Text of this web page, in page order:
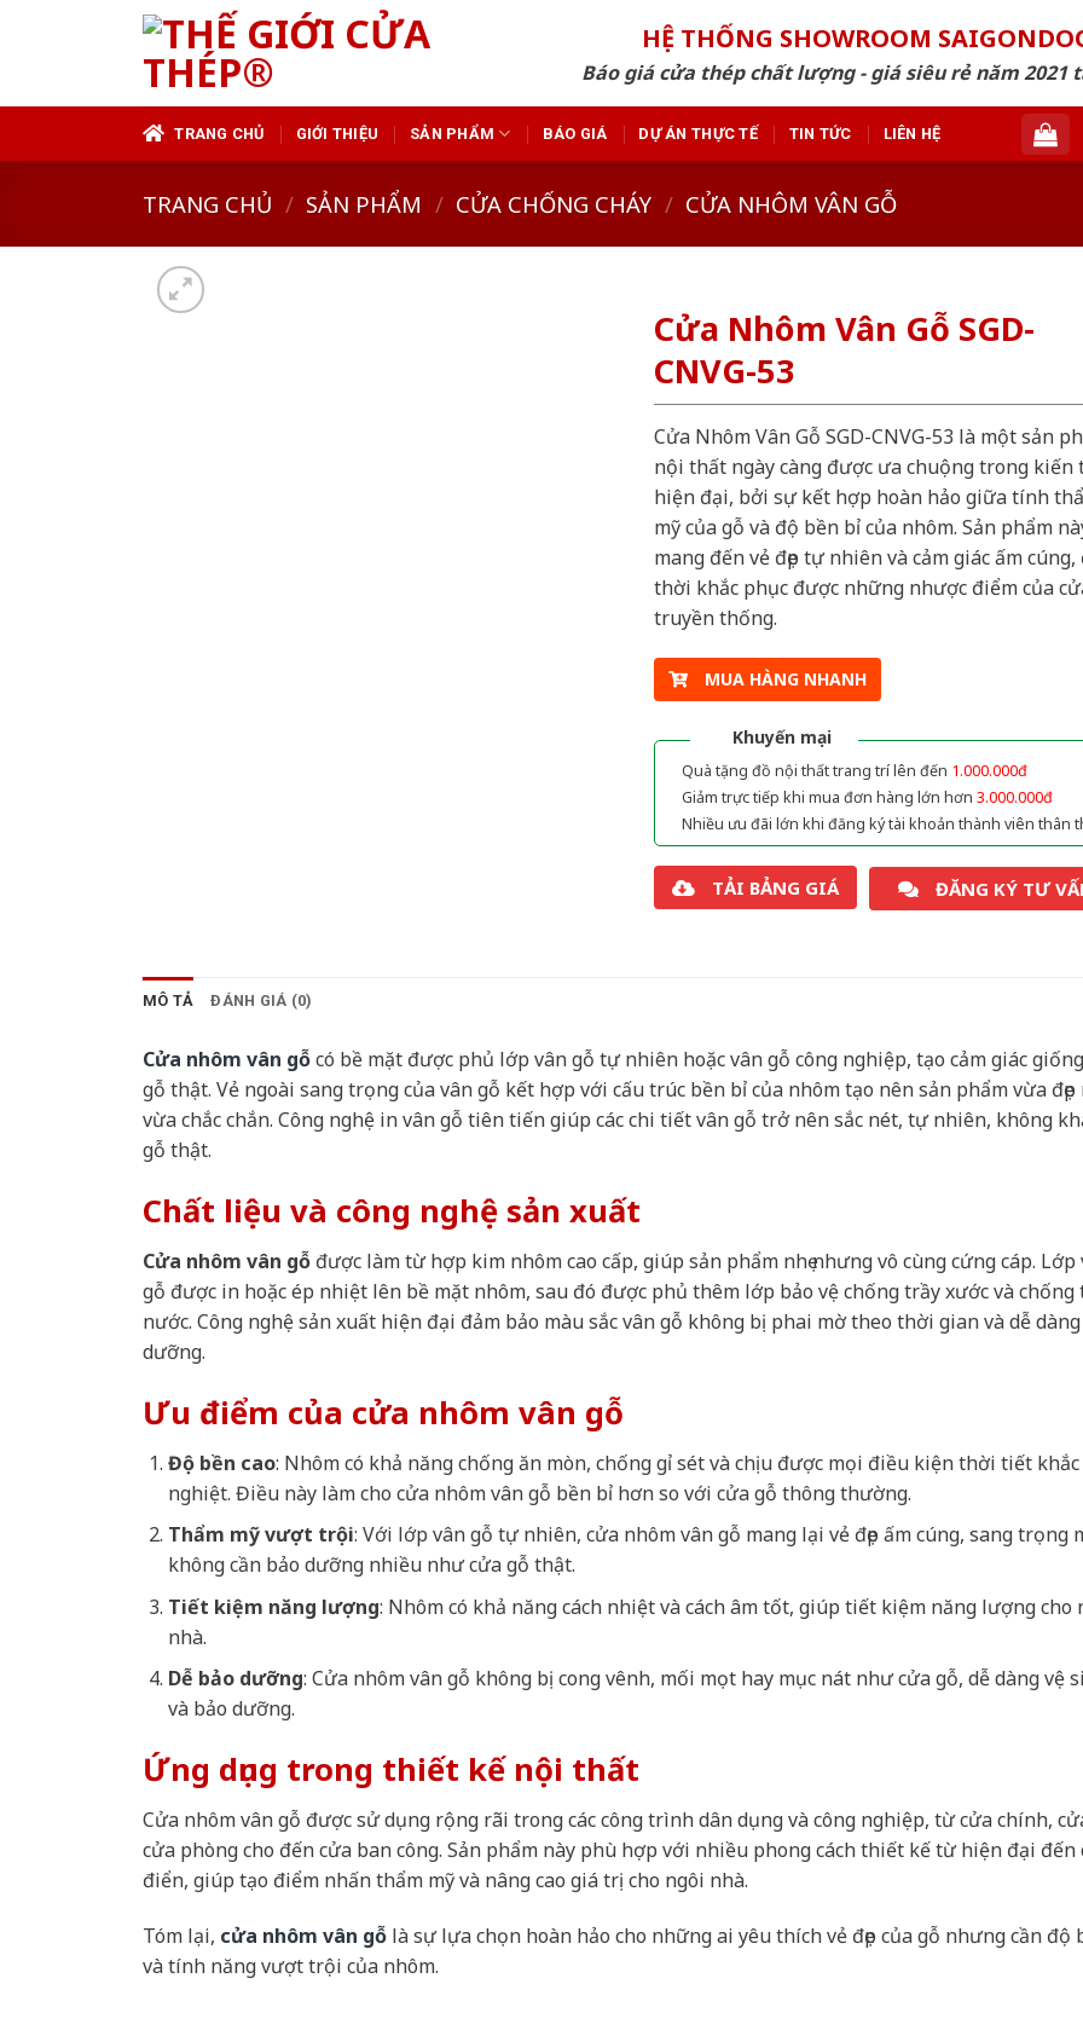
HỆ THỐNG SHOWROOM
Báo giá cửa thép chất lượng - giá siêu rẻ năm 2021
TRANG CHỦ GIỚI THIỆU SẢN PHẨM BÁO GIÁ DỰ ÁN THỰC TẾ TIN TỨC LIÊN HỆ
TRANG CHỦ / SẢN PHẨM / CỬA CHỐNG CHÁY / CỬA NHÔM VÂN GỖ
Cửa Nhôm Vân Gỗ SGD-
CNVG-53
Cửa Nhôm Vân Gỗ SGD-CNVG-53 là một sản
nội thất ngày càng được ưa chuộng trong kiến
hiện đại, bởi sự kết hợp hoàn hảo giữa tính
mỹ của gỗ và độ bền bỉ của nhôm. Sản phẩm
mang đến vẻ đẹp tự nhiên và cảm giác ấm
thời khắc phục được những nhược điểm của
truyền thống.
MUA HÀNG NHANH
Khuyến mại
Quà tặng đồ nội thất trang trí lên đến 1.000.000đ
Giảm trực tiếp khi mua đơn hàng lớn hơn 3.000.000đ
Nhiều ưu đãi lớn khi đăng ký tài khoản thành viên thân
TẢI BẢNG GIÁ ĐĂNG KÝ TƯ
MÔ TẢ ĐÁNH GIÁ (0)
Cửa nhôm vân gỗcó bề mặt được phủ lớp vân gỗ tự nhiên hoặc vân gỗ công nghiệp, tạo cảm giác
gỗ thật. Vẻ ngoài sang trọng của vân gỗ kết hợp với cấu trúc bền bỉ của nhôm tạo nên sản phẩm vừa đẹp
vừa chắc chắn. Công nghệ in vân gỗ tiên tiến giúp các chi tiết vân gỗ trở nên sắc nét, tự nhiên, không
gỗ thật.
Chất liệu và công nghệ sản xuất
Cửa nhôm vân gỗ được làm từ hợp kim nhôm cao cấp, giúp sản phẩm nhẹ nhưng vô cùng cứng cáp. Lớp
gỗ được in hoặc ép nhiệt lên bề mặt nhôm, sau đó được phủ thêm lớp bảo vệ chống trầy xước và chống
nước. Công nghệ sản xuất hiện đại đảm bảo màu sắc vân gỗ không bị phai mờ theo thời gian và dễ
dưỡng.
Ưu điểm của cửa nhôm vân gỗ
Độ bền cao: Nhôm có khả năng chống ăn mòn, chống gỉ sét và chịu được mọi điều kiện thời tiết khắc
nghiệt. Điều này làm cho cửa nhôm vân gỗ bền bỉ hơn so với cửa gỗ thông thường.
Thẩm mỹ vượt trội: Với lớp vân gỗ tự nhiên, cửa nhôm vân gỗ mang lại vẻ đẹp ấm cúng, sang trọng
không cần bảo dưỡng nhiều như cửa gỗ thật.
Tiết kiệm năng lượng: Nhôm có khả năng cách nhiệt và cách âm tốt, giúp tiết kiệm năng lượng cho
nhà.
Dễ bảo dưỡng: Cửa nhôm vân gỗ không bị cong vênh, mối mọt hay mục nát như cửa gỗ, dễ dàng vệ
và bảo dưỡng.
Ứng dụng trong thiết kế nội thất
Cửa nhôm vân gỗ được sử dụng rộng rãi trong các công trình dân dụng và công nghiệp, từ cửa chính,
cửa phòng cho đến cửa ban công. Sản phẩm này phù hợp với nhiều phong cách thiết kế từ hiện đại đến
điển, giúp tạo điểm nhấn thẩm mỹ và nâng cao giá trị cho ngôi nhà.
Tóm lại, cửa nhôm vân gỗ là sự lựa chọn hoàn hảo cho những ai yêu thích vẻ đẹp của gỗ nhưng cần độ
và tính năng vượt trội của nhôm.